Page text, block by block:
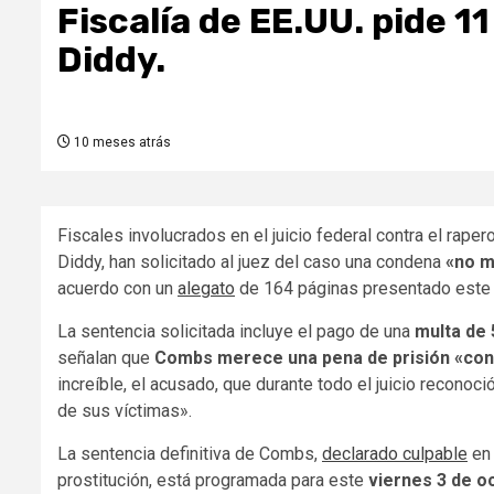
Fiscalía de EE.UU. pide
Diddy.
10 meses atrás
Fiscales involucrados en el juicio federal contra el
Diddy, han solicitado al juez del caso una condena «no
acuerdo con un alegato de 164 páginas presentado
La sentencia solicitada incluye el pago de una multa de
señalan que Combs merece una pena de prisión
increíble, el acusado, que durante todo el juicio
de sus víctimas».
La sentencia definitiva de Combs, declarado culpable
prostitución, está programada para este viernes 3 de